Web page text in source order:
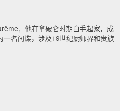
，他在拿破仑时期白手起家，成
一名间谍，涉及19世纪厨师界和贵族